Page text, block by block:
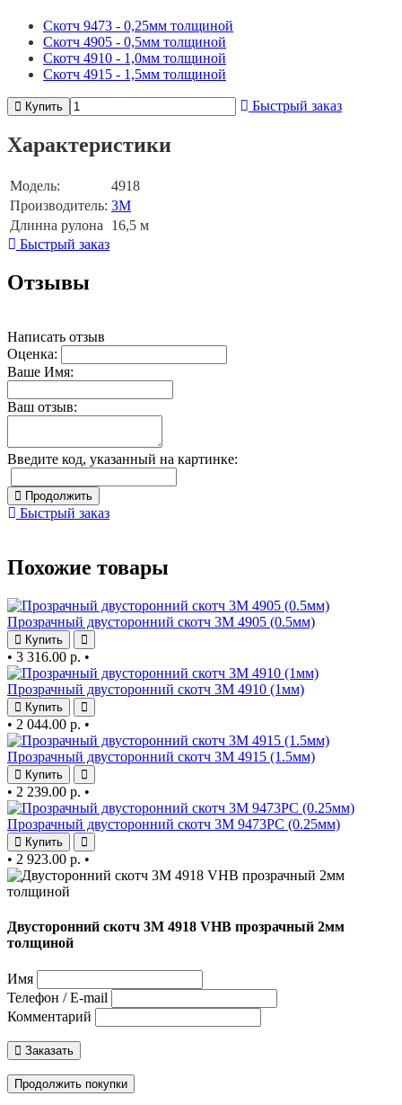
Скотч 9473 - 0,25мм толщиной
Скотч 4905 - 0,5мм толщиной
Скотч 4910 - 1,0мм толщиной
Скотч 4915 - 1,5мм толщиной
Купить Быстрый заказ
Характеристики
Модель:
4918
Производитель: 3M
Длинна рулона
16,5 м
Быстрый заказ
Отзывы
Написать отзыв
Оценка:
Ваше Имя:
Ваш отзыв:
Введите код, указанный на картинке:
Продолжить
Быстрый заказ
Похожие товары
Прозрачный двусторонний скотч 3М 4905 (0.5мм)
Купить
• 3 316.00 р. •
Прозрачный двусторонний скотч 3М 4910 (1мм)
Купить
• 2 044.00 р. •
Прозрачный двусторонний скотч 3М 4915 (1.5мм)
Купить
• 2 239.00 р. •
Прозрачный двусторонний скотч 3М 9473PC (0.25мм)
Купить
• 2 923.00 р. •
Двусторонний скотч 3М 4918 VHB прозрачный 2мм
толщиной
Имя
Телефон / E-mail
Комментарий
Заказать
Продолжить покупки